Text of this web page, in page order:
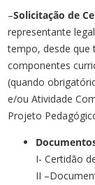
–Solicitação de
representante
tempo, desde que
componentes
(quando
e/ou Atividade
Projeto
I- Certidão
II